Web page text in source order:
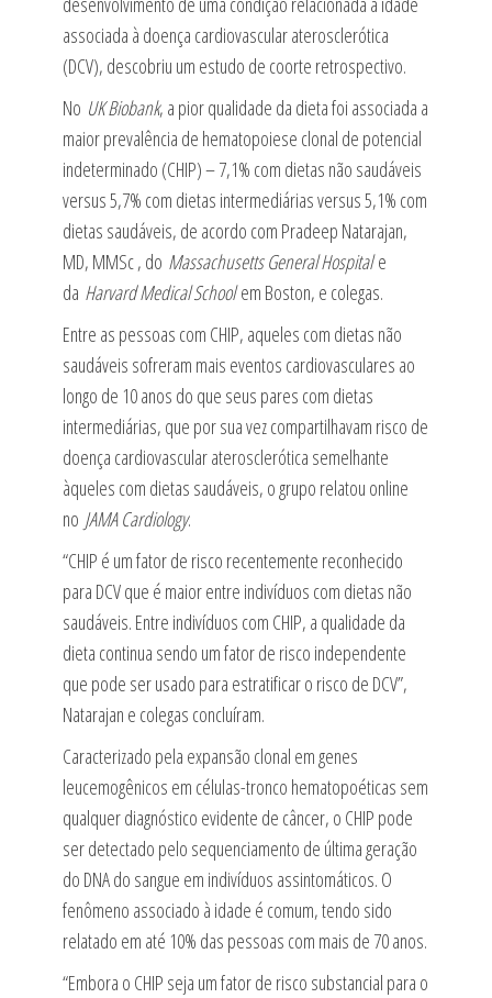
associada à doença cardiovascular aterosclerótica
(DCV), descobriu um estudo de coorte retrospectivo.
No UK Biobank, a pior qualidade da dieta foi associada a
maior prevalência de hematopoiese clonal de potencial
indeterminado (CHIP) – 7,1% com dietas não saudáveis ​​
versus 5,7% com dietas intermediárias versus 5,1% com
dietas saudáveis, de acordo com Pradeep Natarajan,
MD, MMSc , do Massachusetts General Hospitale
da Harvard Medical Schoolem Boston, e colegas.
Entre as pessoas com CHIP, aqueles com dietas não
saudáveis ​​sofreram mais eventos cardiovasculares ao
longo de 10 anos do que seus pares com dietas
intermediárias, que por sua vez compartilhavam risco de
doença cardiovascular aterosclerótica semelhante
àqueles com dietas saudáveis, o grupo relatou online
no JAMA Cardiology.
“CHIP é um fator de risco recentemente reconhecido
para DCV que é maior entre indivíduos com dietas não
saudáveis. Entre indivíduos com CHIP, a qualidade da
dieta continua sendo um fator de risco independente
que pode ser usado para estratificar o risco de DCV”,
Natarajan e colegas concluíram.
Caracterizado pela expansão clonal em genes
leucemogênicos em células-tronco hematopoéticas sem
qualquer diagnóstico evidente de câncer, o CHIP pode
ser detectado pelo sequenciamento de última geração
do DNA do sangue em indivíduos assintomáticos. O
fenômeno associado à idade é comum, tendo sido
relatado em até 10% das pessoas com mais de 70 anos.
“Embora o CHIP seja um fator de risco substancial para o